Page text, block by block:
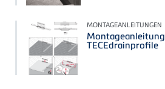
MONTAGEANLEITUNGEN
Montageanleitung
TECEdrainprofile